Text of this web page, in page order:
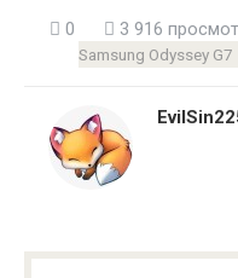
0 3 916
Samsung Odyssey G7